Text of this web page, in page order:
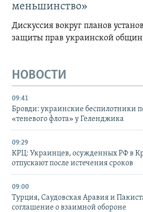
меньшинство»
Дискуссия вокруг планов
защиты прав украинской
НОВОСТИ
09:41
Бровди: украинские беспилотники
«теневого флота» у Геленджика
09:29
КРЦ: Украинцев, осужденных РФ в
отпускают после истечения сроков
09:00
Турция, Саудовская Аравия и
соглашение о взаимной обороне